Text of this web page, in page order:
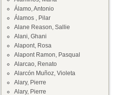
Álamo, Antonio
Álamos , Pilar
Alane Reason, Sallie
Alani, Ghani
Alapont, Rosa
Alapont Ramon, Pasqual
Alarcao, Renato
Alarcón Muñoz, Violeta
Alary, Pierre
Alary, Pierre